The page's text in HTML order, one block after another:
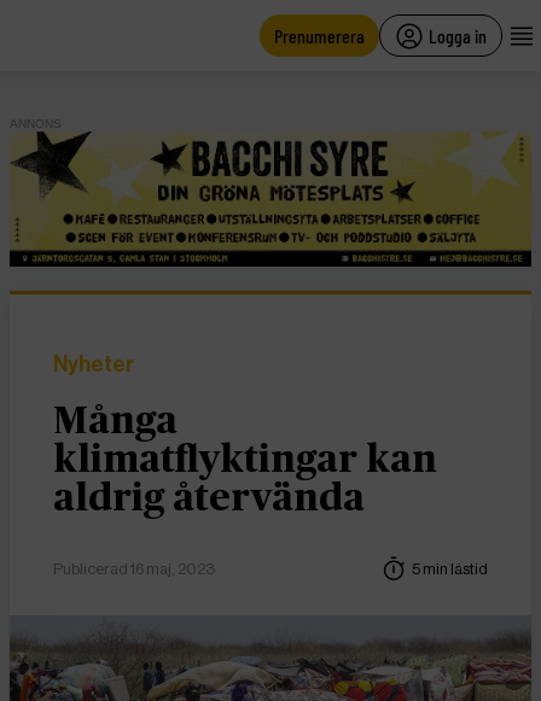
Prenumerera Logga in
ANNONS
Nyheter
Många
klimatflyktingar kan
aldrig återvända
Publicerad 16 maj, 2023 5 min lästid